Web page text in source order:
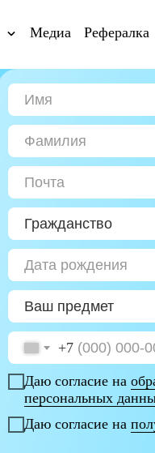
Медиа Рефералка
+7
Даю согласие на
персональных
Даю согласие на